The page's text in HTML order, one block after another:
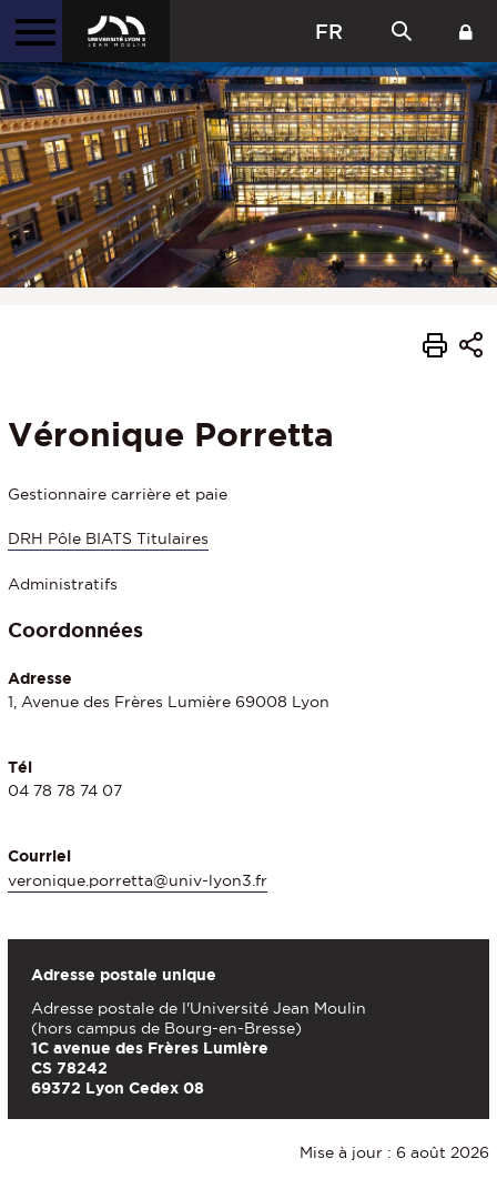
FR
Véronique Porretta
Gestionnaire carrière et paie
DRH Pôle BIATS Titulaires
Administratifs
Coordonnées
Adresse
1, Avenue des Frères Lumière 69008 Lyon
Tél
04 78 78 74 07
Courriel
veronique.porretta@univ-lyon3.fr
Adresse postale unique
Adresse postale de l'Université Jean Moulin
(hors campus de Bourg-en-Bresse)
1C avenue des Frères Lumière
CS 78242
69372 Lyon Cedex 08
Mise à jour : 6 août 2026